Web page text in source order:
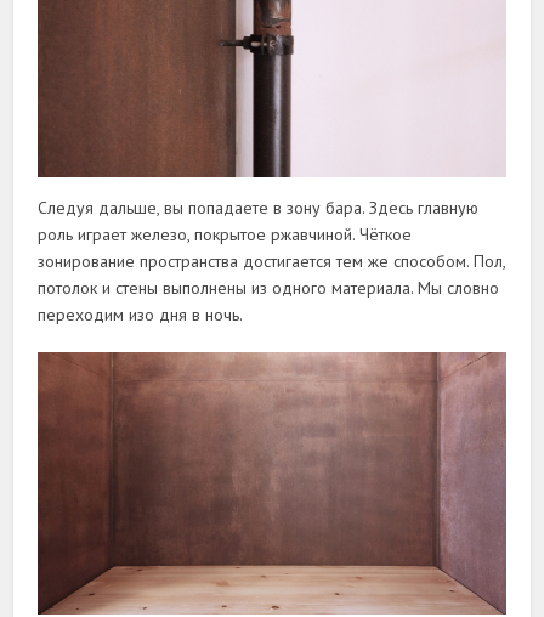
Следуя дальше, вы попадаете в зону бара. Здесь главную
роль играет железо, покрытое ржавчиной. Чёткое
зонирование пространства достигается тем же способом. Пол,
потолок и стены выполнены из одного материала. Мы словно
переходим изо дня в ночь.